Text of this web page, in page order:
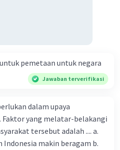
pemetaan untuk negara
Jawaban terverifikasi
dalam upaya
Faktor yang melatar-belakangi
tersebut adalah .... a.
Indonesia makin beragam b.